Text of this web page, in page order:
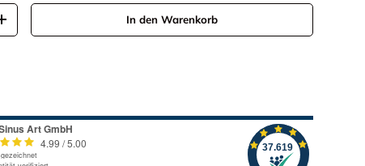
Menge erhöhen In den Warenkorb